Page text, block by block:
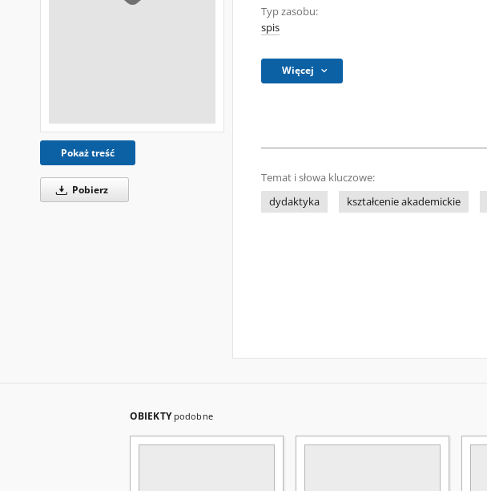
Pokaż treść
Pobierz
Typ zasobu:
spis
Więcej
Temat i słowa kluczowe:
dydaktyka
kształcenie akademickie
OBIEKTY podobne